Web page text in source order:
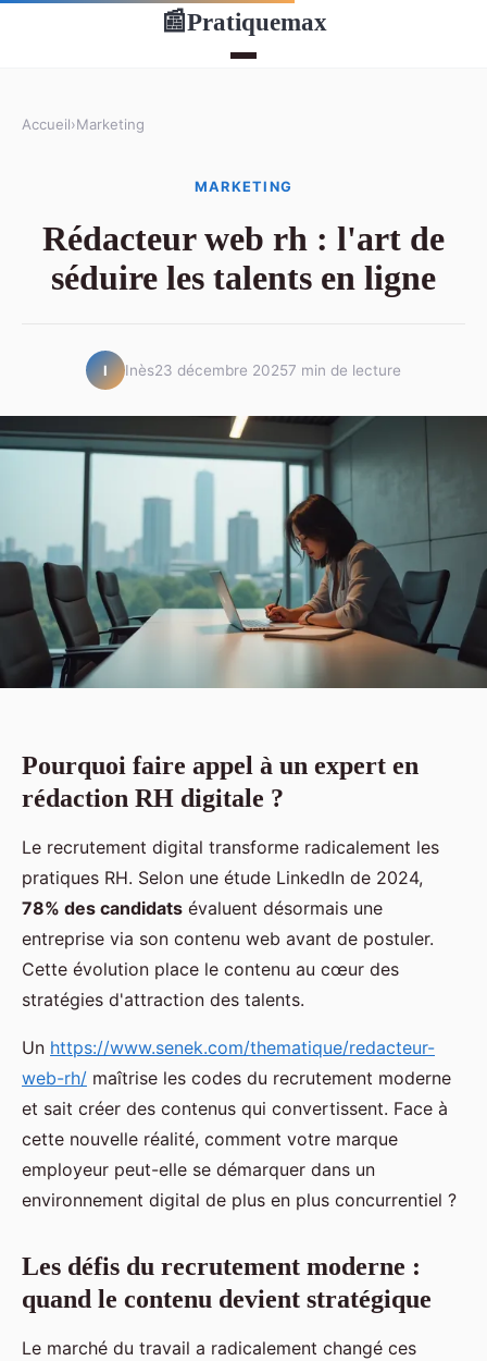
📰Pratiquemax
Accueil›Marketing
MARKETING
Rédacteur web rh : l'art de
séduire les talents en ligne
I Inès23 décembre 20257 min de lecture
Pourquoi faire appel à un expert en
rédaction RH digitale ?
Le recrutement digital transforme radicalement les
pratiques RH. Selon une étude LinkedIn de 2024,
78% des candidats évaluent désormais une
entreprise via son contenu web avant de postuler.
Cette évolution place le contenu au cœur des
stratégies d'attraction des talents.
Un https://www.senek.com/thematique/redacteur-
web-rh/ maîtrise les codes du recrutement moderne
et sait créer des contenus qui convertissent. Face à
cette nouvelle réalité, comment votre marque
employeur peut-elle se démarquer dans un
environnement digital de plus en plus concurrentiel ?
Les défis du recrutement moderne :
quand le contenu devient stratégique
Le marché du travail a radicalement changé ces